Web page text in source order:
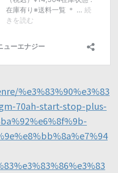
%e3%83%90%e3%83
70ah-start-stop-plus-